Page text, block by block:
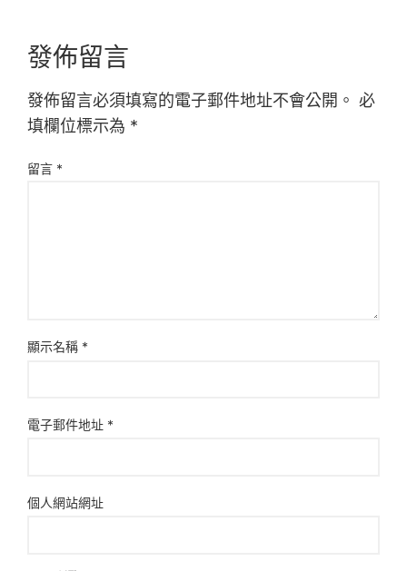
發佈留言
發佈留言必須填寫的電子郵件地址不會公開。 必
填欄位標示為 *
留言 *
顯示名稱 *
電子郵件地址 *
個人網站網址